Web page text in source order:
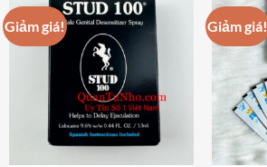
có
nhiều
biến
thể.
Các
tùy
chọn
Giảm giá! Giảm giá!